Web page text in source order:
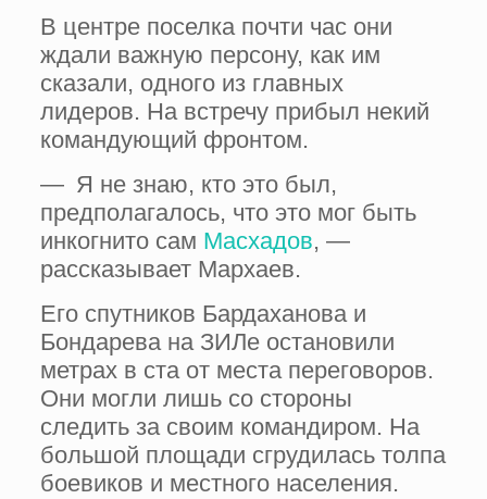
В центре поселка почти час они
ждали важную персону, как им
сказали, одного из главных
лидеров. На встречу прибыл некий
командующий фронтом.
— Я не знаю, кто это был,
предполагалось, что это мог быть
инкогнито сам Масхадов, —
рассказывает Мархаев.
Его спутников Бардаханова и
Бондарева на ЗИЛе остановили
метрах в ста от места переговоров.
Они могли лишь со стороны
следить за своим командиром. На
большой площади сгрудилась толпа
боевиков и местного населения.